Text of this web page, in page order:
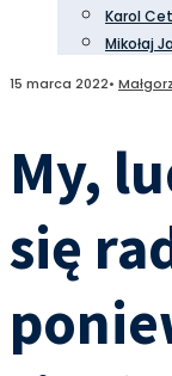
Karol
Mikołaj
15 marca 2022•
My,
się